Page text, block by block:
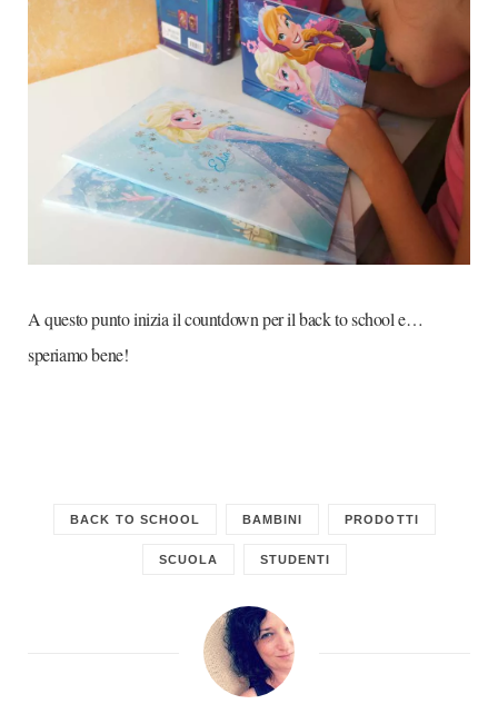
A questo punto inizia il countdown per il back to school e…
speriamo bene!
BACK TO SCHOOL BAMBINI PRODOTTI
SCUOLA STUDENTI